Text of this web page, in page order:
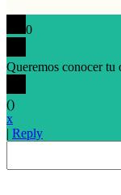
0
Queremos conocer
()
x
| Reply